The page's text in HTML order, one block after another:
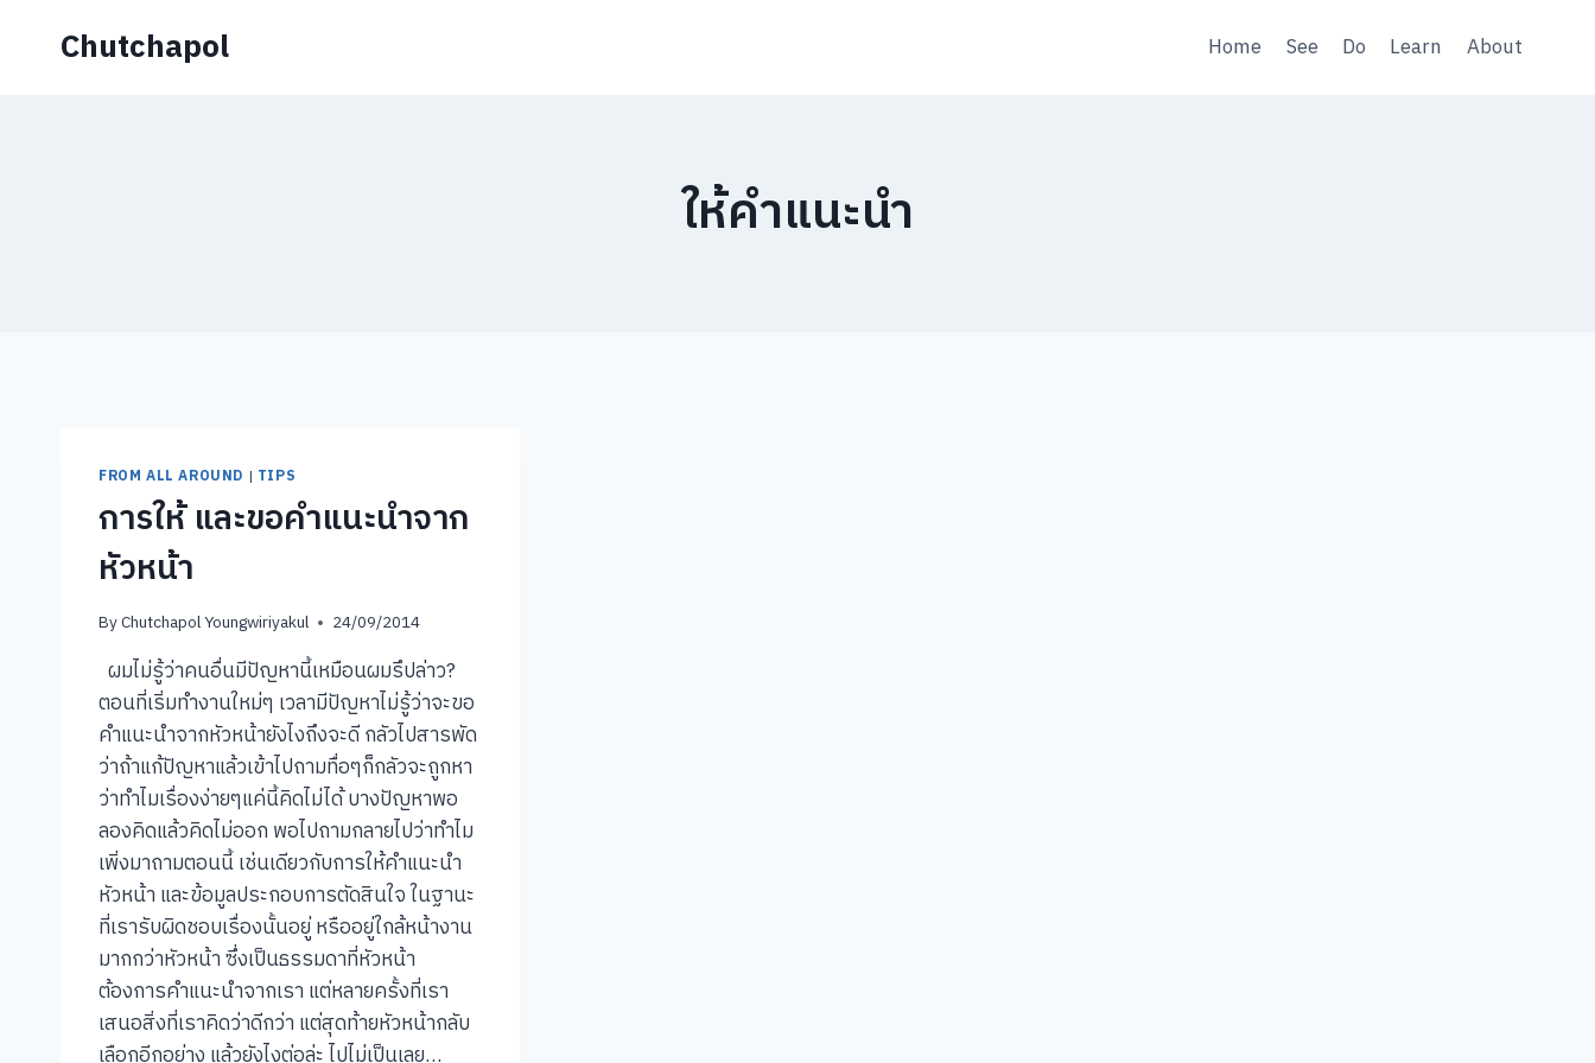
Chutchapol Home See Do Learn About
ให้คำแนะนำ
FROM ALL AROUND | TIPS
การให้ และขอคำแนะนำจาก
หัวหน้า
ByChutchapol Youngwiriyakul 24/09/2014
ผมไม่รู้ว่าคนอื่นมีปัญหานี้เหมือนผมรึปล่าว?
ตอนที่เริ่มทำงานใหม่ๆ เวลามีปัญหาไม่รู้ว่าจะขอ
คำแนะนำจากหัวหน้ายังไงถึงจะดี กลัวไปสารพัด
ว่าถ้าแก้ปัญหาแล้วเข้าไปถามทื่อๆก็กลัวจะถูกหา
ว่าทำไมเรื่องง่ายๆแค่นี้คิดไม่ได้ บางปัญหาพอ
ลองคิดแล้วคิดไม่ออก พอไปถามกลายไปว่าทำไม
เพิ่งมาถามตอนนี้ เช่นเดียวกับการให้คำแนะนำ
หัวหน้า และข้อมูลประกอบการตัดสินใจ ในฐานะ
ที่เรารับผิดชอบเรื่องนั้นอยู่ หรืออยู่ใกล้หน้างาน
มากกว่าหัวหน้า ซึ่งเป็นธรรมดาที่หัวหน้า
ต้องการคำแนะนำจากเรา แต่หลายครั้งที่เรา
เสนอสิ่งที่เราคิดว่าดีกว่า แต่สุดท้ายหัวหน้ากลับ
เลือกอีกอย่าง แล้วยังไงต่อล่ะ ไปไม่เป็นเลย…